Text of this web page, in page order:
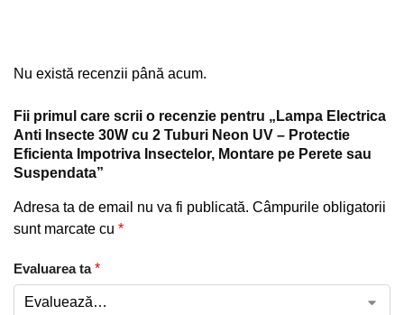
Nu există recenzii până acum.
Fii primul care scrii o recenzie pentru „Lampa Electrica
Anti Insecte 30W cu 2 Tuburi Neon UV – Protectie
Eficienta Impotriva Insectelor, Montare pe Perete sau
Suspendata”
Adresa ta de email nu va fi publicată. Câmpurile obligatorii
sunt marcate cu *
Evaluarea ta*